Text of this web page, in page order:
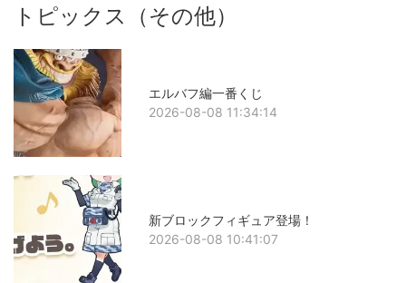
トピックス（その他）
エルバフ編一番くじ
2026-08-08 11:34:14
新ブロックフィギュア登場！
2026-08-08 10:41:07